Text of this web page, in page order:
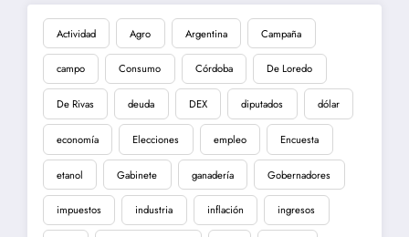
Actividad Agro Argentina Campaña
campo Consumo Córdoba De Loredo
De Rivas deuda DEX diputados dólar
economía Elecciones empleo Encuesta
etanol Gabinete ganadería Gobernadores
impuestos industria inflación ingresos